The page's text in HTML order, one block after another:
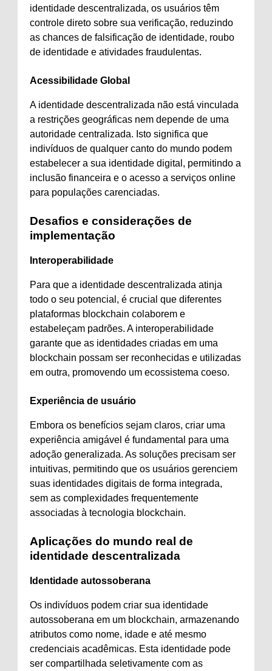
identidade descentralizada, os usuários têm
controle direto sobre sua verificação, reduzindo
as chances de falsificação de identidade, roubo
de identidade e atividades fraudulentas.
Acessibilidade Global
A identidade descentralizada não está vinculada
a restrições geográficas nem depende de uma
autoridade centralizada. Isto significa que
indivíduos de qualquer canto do mundo podem
estabelecer a sua identidade digital, permitindo a
inclusão financeira e o acesso a serviços online
para populações carenciadas.
Desafios e considerações de
implementação
Interoperabilidade
Para que a identidade descentralizada atinja
todo o seu potencial, é crucial que diferentes
plataformas blockchain colaborem e
estabeleçam padrões. A interoperabilidade
garante que as identidades criadas em uma
blockchain possam ser reconhecidas e utilizadas
em outra, promovendo um ecossistema coeso.
Experiência de usuário
Embora os benefícios sejam claros, criar uma
experiência amigável é fundamental para uma
adoção generalizada. As soluções precisam ser
intuitivas, permitindo que os usuários gerenciem
suas identidades digitais de forma integrada,
sem as complexidades frequentemente
associadas à tecnologia blockchain.
Aplicações do mundo real de
identidade descentralizada
Identidade autossoberana
Os indivíduos podem criar sua identidade
autossoberana em um blockchain, armazenando
atributos como nome, idade e até mesmo
credenciais acadêmicas. Esta identidade pode
ser compartilhada seletivamente com as